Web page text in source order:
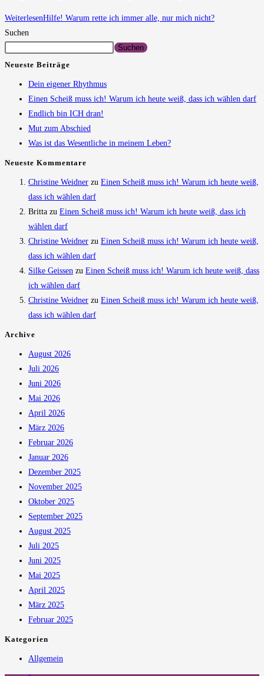
WeiterlesenHilfe! Warum rette ich immer alle, nur mich nicht?
Suchen
Suchen
Neueste Beiträge
Dein eigener Rhythmus
Einen Scheiß muss ich! Warum ich heute weiß, dass ich wählen darf
Endlich bin ICH dran!
Mut zum Abschied
Was ist das Wesentliche in meinem Leben?
Neueste Kommentare
Christine Weidner zu Einen Scheiß muss ich! Warum ich heute weiß,
dass ich wählen darf
Britta zu Einen Scheiß muss ich! Warum ich heute weiß, dass ich
wählen darf
Christine Weidner zu Einen Scheiß muss ich! Warum ich heute weiß,
dass ich wählen darf
Silke Geissen zu Einen Scheiß muss ich! Warum ich heute weiß, dass
ich wählen darf
Christine Weidner zu Einen Scheiß muss ich! Warum ich heute weiß,
dass ich wählen darf
Archive
August 2026
Juli 2026
Juni 2026
Mai 2026
April 2026
März 2026
Februar 2026
Januar 2026
Dezember 2025
November 2025
Oktober 2025
September 2025
August 2025
Juli 2025
Juni 2025
Mai 2025
April 2025
März 2025
Februar 2025
Kategorien
Allgemein